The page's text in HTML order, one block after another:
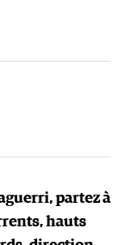
partez à
hauts